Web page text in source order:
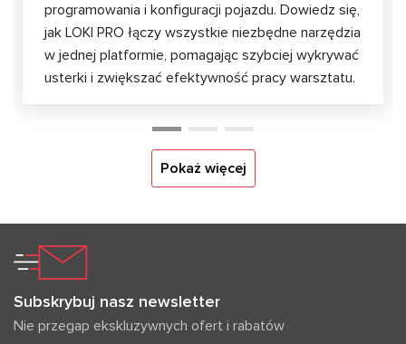
programowania i konfiguracji pojazdu. Dowiedz się,
jak LOKI PRO łączy wszystkie niezbędne narzędzia
w jednej platformie, pomagając szybciej wykrywać
usterki i zwiększać efektywność pracy warsztatu.
Pokaż więcej
Subskrybuj nasz newsletter
Nie przegap ekskluzywnych ofert i rabatów